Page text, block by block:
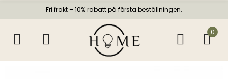
Fri frakt – 10% rabatt på första beställningen.
0